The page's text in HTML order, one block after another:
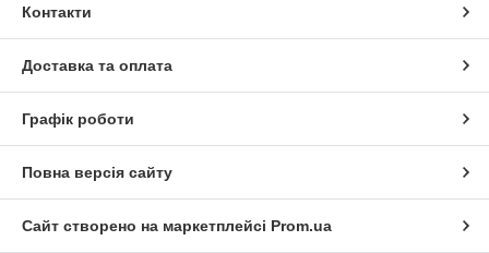
Контакти
Доставка та оплата
Графік роботи
Повна версія сайту
Сайт створено на маркетплейсі Prom.ua